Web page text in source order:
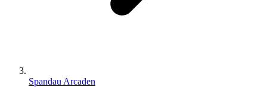
Spandau Arcaden